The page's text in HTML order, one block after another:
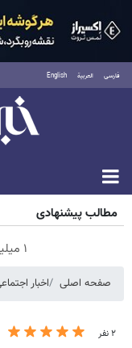
فارسی العربية English
جمعه ۱۶
مطالب پیشنهادی
۱ میلیارد اعتبار خرید طلا | بدون ضامن و چک
صفحه اصلی اخبار
۲ نفر